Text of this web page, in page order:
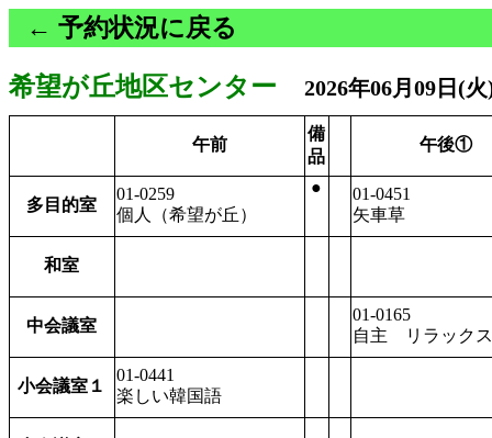
← 予約状況に戻る
希望が丘地区センター 2026年06月09日(
午前
備
品
午後①
多目的室
01-0259
個人（希望が丘）
●
01-0451
矢車草
和室
中会議室
01-0165
自主 リラック
小会議室１
01-0441
楽しい韓国語